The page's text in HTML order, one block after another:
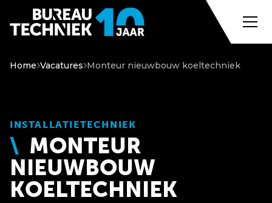
Home Vacatures Monteur nieuwbouw koeltechniek
INSTALLATIETECHNIEK
MONTEUR
NIEUWBOUW
KOELTECHNIEK